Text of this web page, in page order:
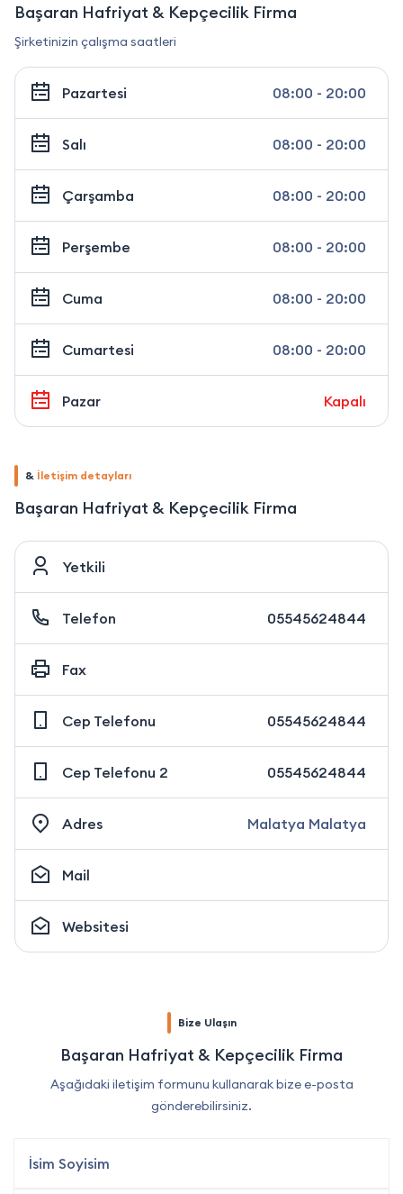
Başaran Hafriyat & Kepçecilik Firma
Şirketinizin çalışma saatleri
Pazartesi 08:00 - 20:00
Salı 08:00 - 20:00
Çarşamba 08:00 - 20:00
Perşembe 08:00 - 20:00
Cuma 08:00 - 20:00
Cumartesi 08:00 - 20:00
Pazar Kapalı
& İletişim detayları
Başaran Hafriyat & Kepçecilik Firma
Yetkili
Telefon 05545624844
Fax
Cep Telefonu 05545624844
Cep Telefonu 2 05545624844
Adres Malatya Malatya
Mail
Websitesi
Bize Ulaşın
Başaran Hafriyat & Kepçecilik Firma
Aşağıdaki iletişim formunu kullanarak bize e-posta
gönderebilirsiniz.